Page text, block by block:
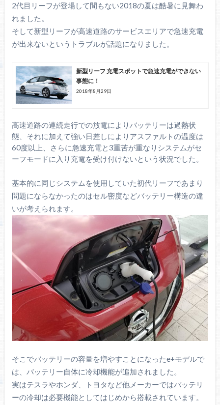
2代目リーフが登場して間もない2018の夏は酷暑に見舞わ
れました。
そして新型リーフが高速道路のサービスエリアで急速充電
が出来ないというトラブルが話題になりました。
新型リーフ 充電スポットで急速充電ができない
事態に！
2018年8月29日
高速道路の連続走行での放電によりバッテリーは過熱状
態、それに加えて強い日差しによりアスファルトの温度は
60度以上、さらに急速充電と3重苦が重なりシステムがセ
ーフモードに入り充電を受け付けないという状況でした。
基本的に同じシステムを使用していた初代リーフであまり
問題にならなかったのはセル密度などバッテリー構造の違
いが考えられます。
そこでバッテリーの容量を増やすことになったe+モデルで
は、バッテリー自体に冷却機能が追加されました。
実はテスラやホンダ、トヨタなど他メーカーではバッテリ
ーの冷却は必要機能としてはじめから搭載されています。